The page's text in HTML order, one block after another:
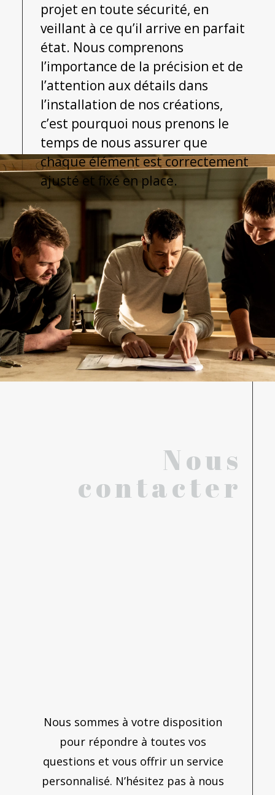
projet en toute sécurité, en
veillant à ce qu’il arrive en parfait
état. Nous comprenons
l’importance de la précision et de
l’attention aux détails dans
l’installation de nos créations,
c’est pourquoi nous prenons le
temps de nous assurer que
chaque élément est correctement
ajusté et fixé en place.
Nous
contacter
Nous sommes à votre disposition
pour répondre à toutes vos
questions et vous offrir un service
personnalisé. N’hésitez pas à nous